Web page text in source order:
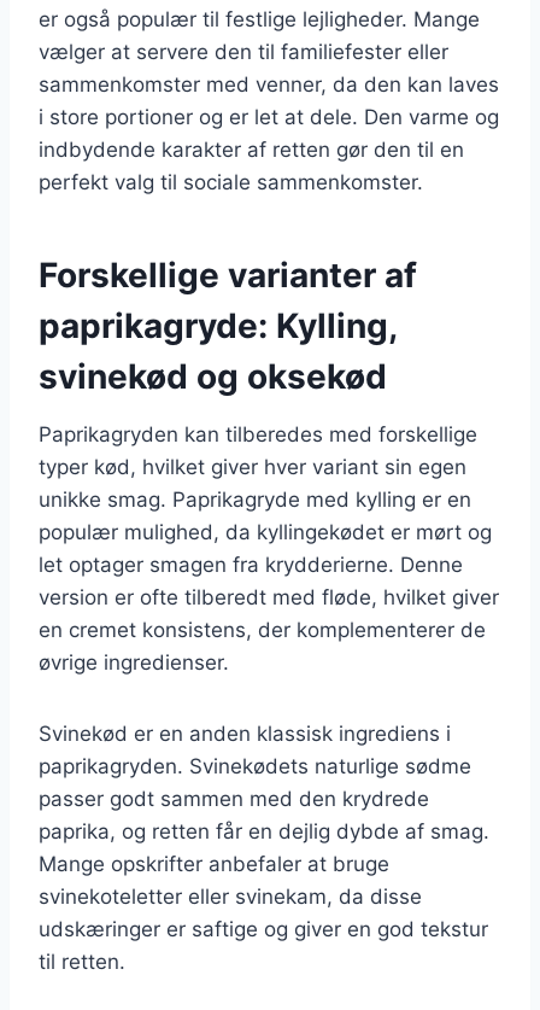
er også populær til festlige lejligheder. Mange
vælger at servere den til familiefester eller
sammenkomster med venner, da den kan laves
i store portioner og er let at dele. Den varme og
indbydende karakter af retten gør den til en
perfekt valg til sociale sammenkomster.
Forskellige varianter af
paprikagryde: Kylling,
svinekød og oksekød
Paprikagryden kan tilberedes med forskellige
typer kød, hvilket giver hver variant sin egen
unikke smag. Paprikagryde med kylling er en
populær mulighed, da kyllingekødet er mørt og
let optager smagen fra krydderierne. Denne
version er ofte tilberedt med fløde, hvilket giver
en cremet konsistens, der komplementerer de
øvrige ingredienser.
Svinekød er en anden klassisk ingrediens i
paprikagryden. Svinekødets naturlige sødme
passer godt sammen med den krydrede
paprika, og retten får en dejlig dybde af smag.
Mange opskrifter anbefaler at bruge
svinekoteletter eller svinekam, da disse
udskæringer er saftige og giver en god tekstur
til retten.